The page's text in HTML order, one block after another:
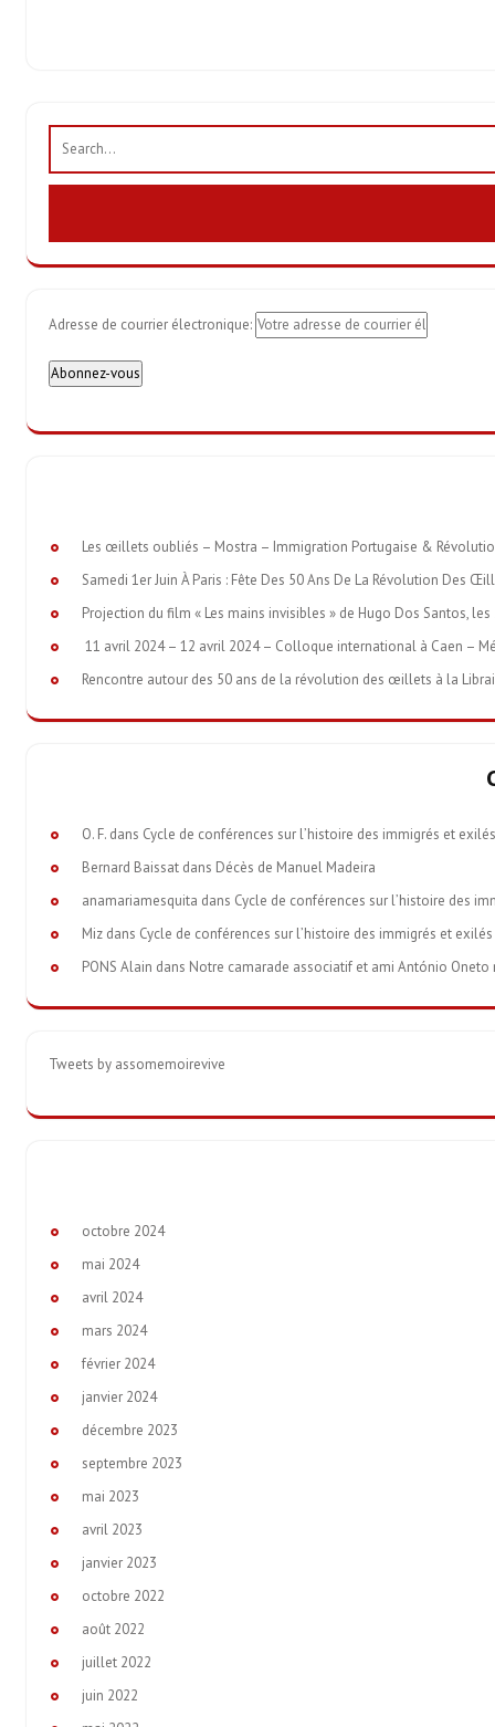
Adresse de courrier électronique:
Les œillets oubliés – Mostra – Immigration Portugaise &
Samedi 1er Juin À Paris : Fête Des 50 Ans De La Révolution Des
Projection du film « Les mains invisibles » de Hugo Dos Santos,
11 avril 2024 – 12 avril 2024 – Colloque international à Caen –
Rencontre autour des 50 ans de la révolution des œillets à la
O. F. dans Cycle de conférences sur l’histoire des immigrés et
Bernard Baissat dans Décès de Manuel Madeira
anamariamesquita dans Cycle de conférences sur l’histoire des
Miz dans Cycle de conférences sur l’histoire des immigrés et
PONS Alain dans Notre camarade associatif et ami António
Tweets by assomemoirevive
octobre 2024
mai 2024
avril 2024
mars 2024
février 2024
janvier 2024
décembre 2023
septembre 2023
mai 2023
avril 2023
janvier 2023
octobre 2022
août 2022
juillet 2022
juin 2022